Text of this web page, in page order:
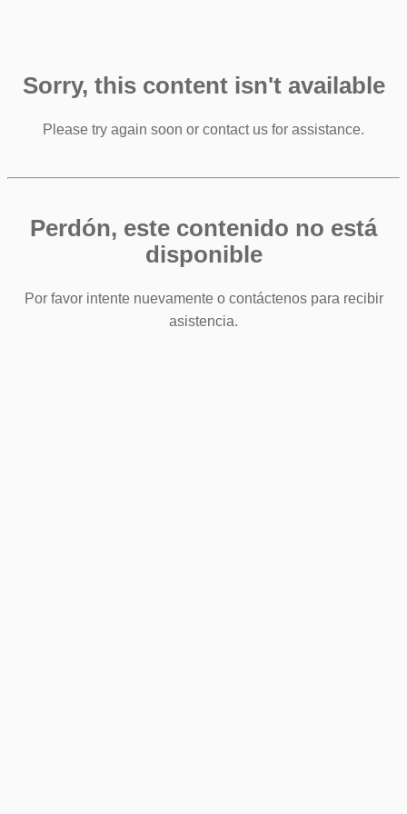
Sorry, this content isn't available
Please try again soon or contact us for assistance.
Perdón, este contenido no está
disponible
Por favor intente nuevamente o contáctenos para recibir
asistencia.